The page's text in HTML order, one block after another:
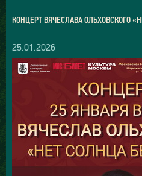
КОНЦЕРТ ВЯЧЕСЛАВА ОЛЬХОВСКОГО
25.01.2026